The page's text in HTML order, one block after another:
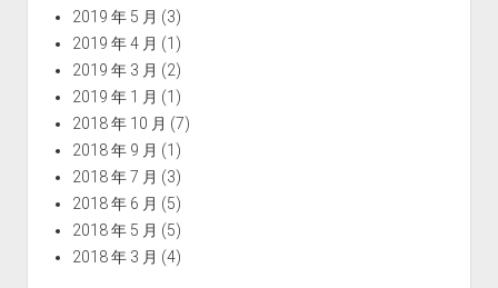
2019 年 5 月 (3)
2019 年 4 月 (1)
2019 年 3 月 (2)
2019 年 1 月 (1)
2018 年 10 月 (7)
2018 年 9 月 (1)
2018 年 7 月 (3)
2018 年 6 月 (5)
2018 年 5 月 (5)
2018 年 3 月 (4)